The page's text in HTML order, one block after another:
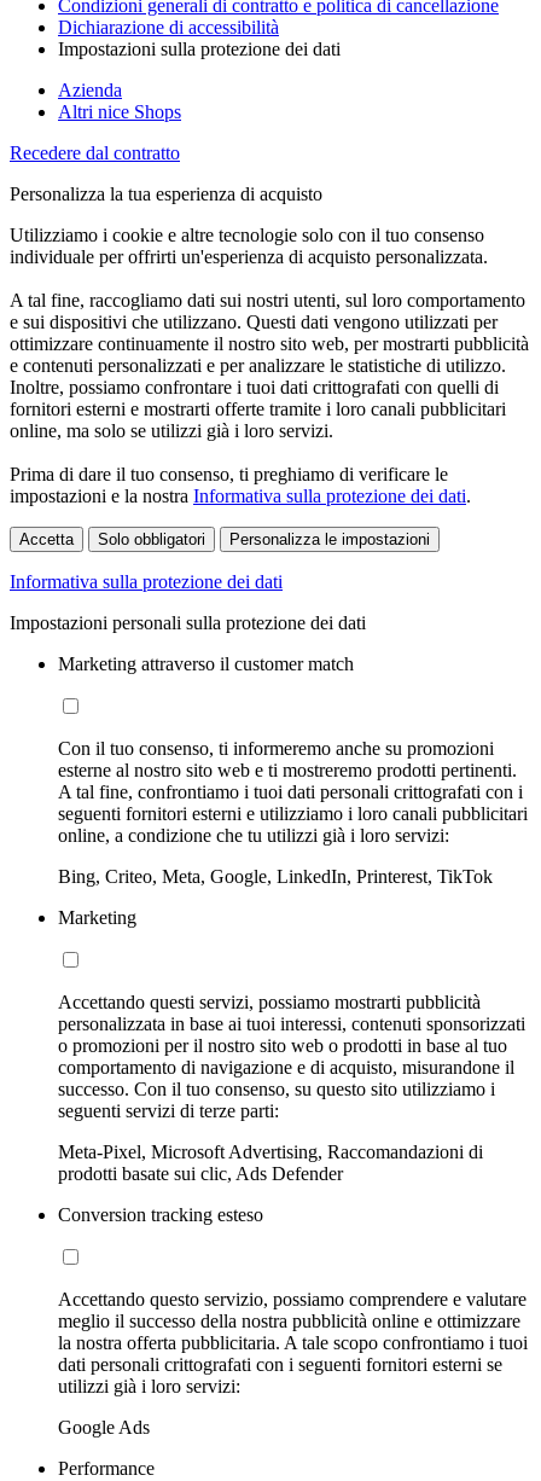
Condizioni generali di contratto e politica di cancellazione
Dichiarazione di accessibilità
Impostazioni sulla protezione dei dati
Azienda
Altri nice Shops
Recedere dal contratto
Personalizza la tua esperienza di acquisto
Utilizziamo i cookie e altre tecnologie solo con il tuo consenso
individuale per offrirti un'esperienza di acquisto personalizzata.
A tal fine, raccogliamo dati sui nostri utenti, sul loro comportamento
e sui dispositivi che utilizzano. Questi dati vengono utilizzati per
ottimizzare continuamente il nostro sito web, per mostrarti pubblicità
e contenuti personalizzati e per analizzare le statistiche di utilizzo.
Inoltre, possiamo confrontare i tuoi dati crittografati con quelli di
fornitori esterni e mostrarti offerte tramite i loro canali pubblicitari
online, ma solo se utilizzi già i loro servizi.
Prima di dare il tuo consenso, ti preghiamo di verificare le
impostazioni e la nostra Informativa sulla protezione dei dati.
Accetta Solo obbligatori Personalizza le impostazioni
Informativa sulla protezione dei dati
Impostazioni personali sulla protezione dei dati
Marketing attraverso il customer match
Con il tuo consenso, ti informeremo anche su promozioni
esterne al nostro sito web e ti mostreremo prodotti pertinenti.
A tal fine, confrontiamo i tuoi dati personali crittografati con i
seguenti fornitori esterni e utilizziamo i loro canali pubblicitari
online, a condizione che tu utilizzi già i loro servizi:
Bing, Criteo, Meta, Google, LinkedIn, Printerest, TikTok
Marketing
Accettando questi servizi, possiamo mostrarti pubblicità
personalizzata in base ai tuoi interessi, contenuti sponsorizzati
o promozioni per il nostro sito web o prodotti in base al tuo
comportamento di navigazione e di acquisto, misurandone il
successo. Con il tuo consenso, su questo sito utilizziamo i
seguenti servizi di terze parti:
Meta-Pixel, Microsoft Advertising, Raccomandazioni di
prodotti basate sui clic, Ads Defender
Conversion tracking esteso
Accettando questo servizio, possiamo comprendere e valutare
meglio il successo della nostra pubblicità online e ottimizzare
la nostra offerta pubblicitaria. A tale scopo confrontiamo i tuoi
dati personali crittografati con i seguenti fornitori esterni se
utilizzi già i loro servizi:
Google Ads
Performance